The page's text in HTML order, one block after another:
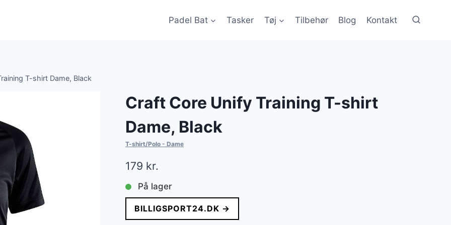
Padel Bat Tasker Tøj Tilbehør Blog Kontakt
T-shirt Dame, Black
Craft Core Unify Training T-shirt
Dame, Black
T-shirt/Polo - Dame
179 kr.
På lager
BILLIGSPORT24.DK →